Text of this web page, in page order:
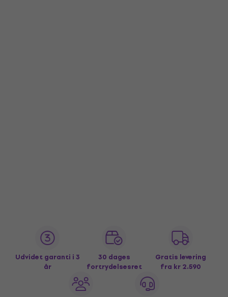
Udvidet garanti i 3
år
30 dages
fortrydelsesret
Gratis levering
fra kr 2.590